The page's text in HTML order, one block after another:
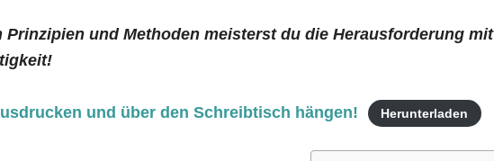
Prinzipien und Methoden meisterst du die Herausforderung mit
und über den Schreibtisch hängen! Herunterladen